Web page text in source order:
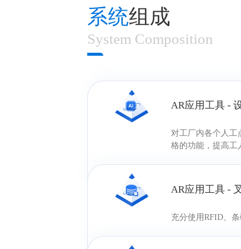
系统组成
System Composition
AR应用工具 -
对工厂内各个人工
格的功能，提高工
AR应用工具 -
充分使用RFID、